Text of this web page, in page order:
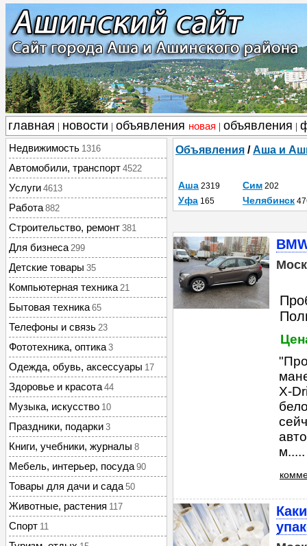
главная новости объявления новая объявления
Недвижимость 1316
Автомобили, транспорт 4522
Услуги 4613
Работа 882
Строительство, ремонт 381
Для бизнеса 299
Детские товары 35
Компьютерная техника 21
Бытовая техника 65
Телефоны и связь 23
Фототехника, оптика 3
Одежда, обувь, аксессуары 17
Здоровье и красота 44
Музыка, искусство 10
Праздники, подарки 3
Книги, учебники, журналы 8
Мебель, интерьер, посуда 90
Товары для дачи и сада 50
Животные, растения 117
Спорт 11
Объявления /Аша и
Аша 2319 Сим 202
Уфа 165 Челябинск
X-
м.....